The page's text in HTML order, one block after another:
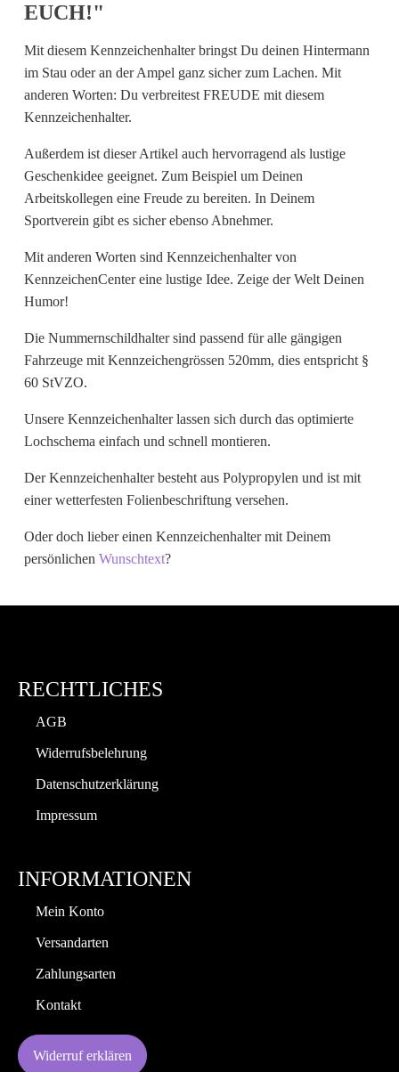
Englisch
I Love...
Ich komme aus und bin...
Fliegerwelt
Keine passende Kategorie gefunden?
EUCH!"
Mit diesem Kennzeichenhalter bringst Du deinen Hintermann
im Stau oder an der Ampel ganz sicher zum Lachen. Mit
anderen Worten: Du verbreitest FREUDE mit diesem
Kennzeichenhalter.
Außerdem ist dieser Artikel auch hervorragend als lustige
Geschenkidee geeignet. Zum Beispiel um Deinen
Arbeitskollegen eine Freude zu bereiten. In Deinem
Sportverein gibt es sicher ebenso Abnehmer.
Mit anderen Worten sind Kennzeichenhalter von
KennzeichenCenter eine lustige Idee. Zeige der Welt Deinen
Humor!
Die Nummernschildhalter sind passend für alle gängigen
Fahrzeuge mit Kennzeichengrössen 520mm, dies entspricht §
60 StVZO.
Unsere Kennzeichenhalter lassen sich durch das optimierte
Lochschema einfach und schnell montieren.
Der Kennzeichenhalter besteht aus Polypropylen und ist mit
einer wetterfesten Folienbeschriftung versehen.
Oder doch lieber einen Kennzeichenhalter mit Deinem
persönlichen Wunschtext?
RECHTLICHES
AGB
Widerrufsbelehrung
Datenschutzerklärung
Impressum
INFORMATIONEN
Mein Konto
Versandarten
Zahlungsarten
Kontakt
Widerruf erklären